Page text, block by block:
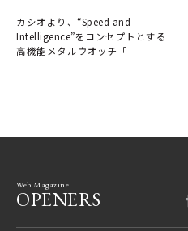
カシオより、“Speed and
Intelligence”をコンセプトとする
高機能メタルウオッチ「
Web Magazine
OPENERS